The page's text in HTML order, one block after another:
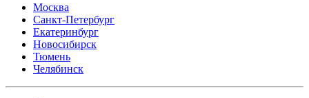
Москва
Санкт-Петербург
Екатеринбург
Новосибирск
Тюмень
Челябинск